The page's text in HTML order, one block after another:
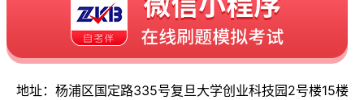
地址：杨浦区国定路335号复旦大学创业科技园2号楼15楼